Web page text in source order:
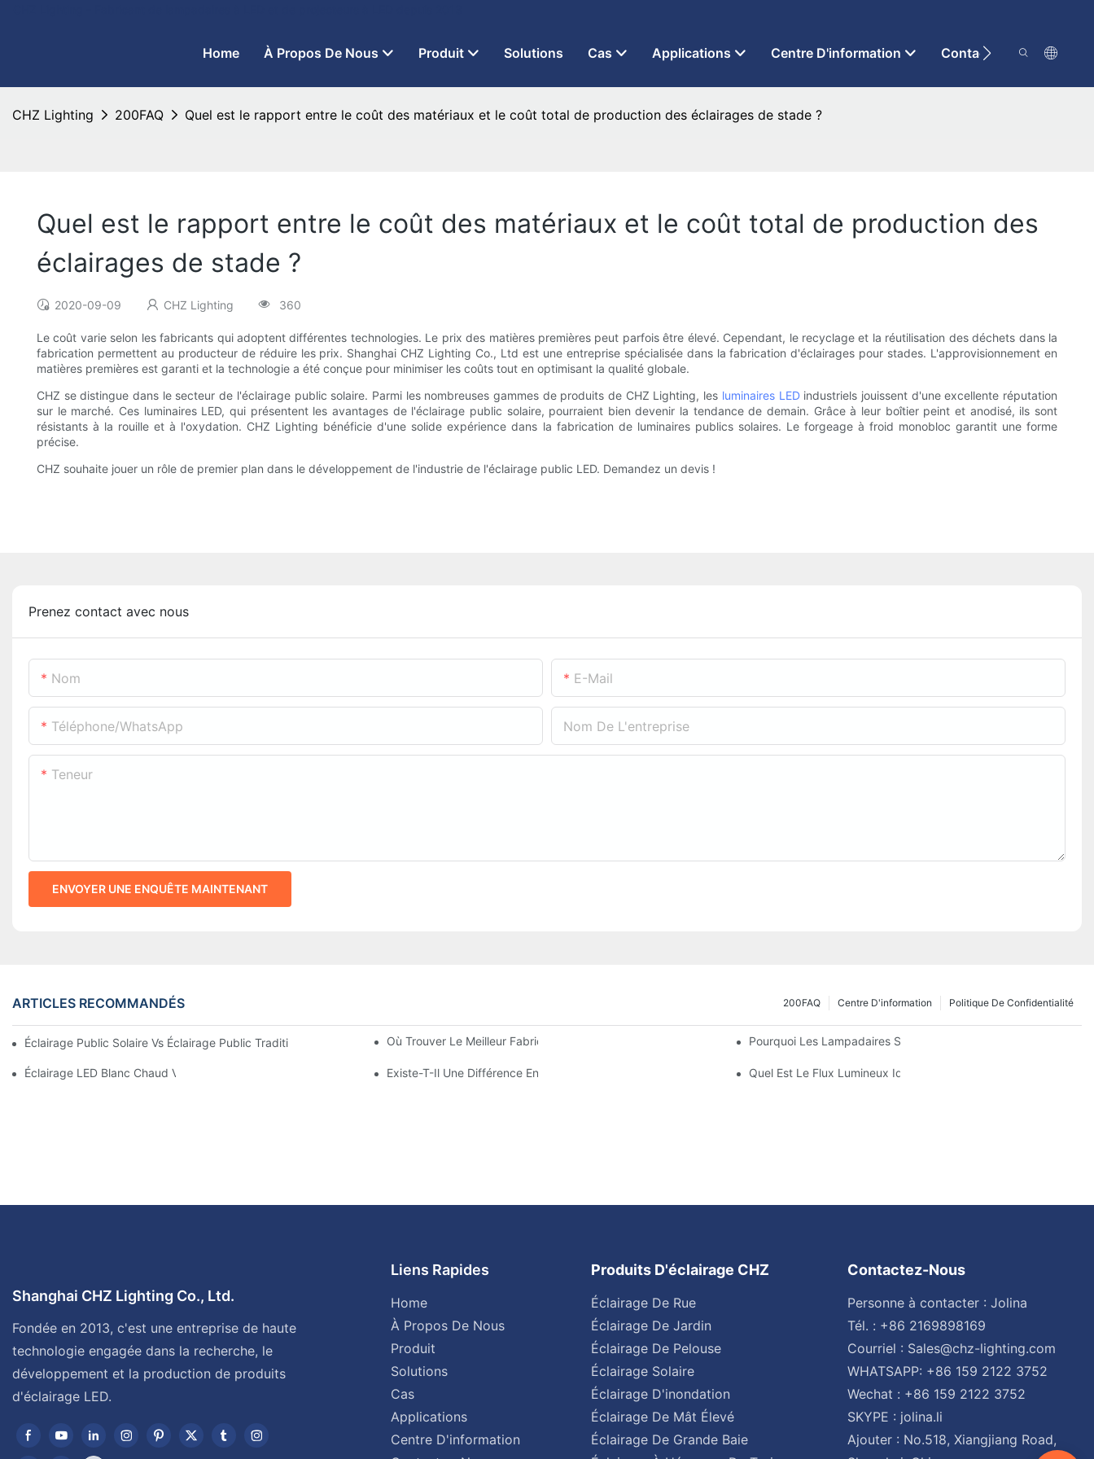
Home À Propos De Nous Produit Solutions Cas Applications Centre D'information Contactez-Nous
CHZ Lighting 200FAQ Quel est le rapport entre le coût des matériaux et le coût total de production des éclairages de stade ?
Quel est le rapport entre le coût des matériaux et le coût total de production des
éclairages de stade ?
2020-09-09 CHZ Lighting 360
Le coût varie selon les fabricants qui adoptent différentes technologies. Le prix des matières premières peut parfois être élevé. Cependant, le recyclage et la réutilisation des déchets dans la
fabrication permettent au producteur de réduire les prix. Shanghai CHZ Lighting Co., Ltd est une entreprise spécialisée dans la fabrication d'éclairages pour stades. L'approvisionnement en
matières premières est garanti et la technologie a été conçue pour minimiser les coûts tout en optimisant la qualité globale.
CHZ se distingue dans le secteur de l'éclairage public solaire. Parmi les nombreuses gammes de produits de CHZ Lighting, les luminaires LEDindustriels jouissent d'une excellente réputation
sur le marché. Ces luminaires LED, qui présentent les avantages de l'éclairage public solaire, pourraient bien devenir la tendance de demain. Grâce à leur boîtier peint et anodisé, ils sont
résistants à la rouille et à l'oxydation. CHZ Lighting bénéficie d'une solide expérience dans la fabrication de luminaires publics solaires. Le forgeage à froid monobloc garantit une forme
précise.
CHZ souhaite jouer un rôle de premier plan dans le développement de l'industrie de l'éclairage public LED. Demandez un devis !
Prenez contact avec nous
Nom E-Mail
Téléphone/WhatsApp Nom De L'entreprise
Teneur
ENVOYER UNE ENQUÊTE MAINTENANT
ARTICLES RECOMMANDÉS Politique De Confidentialité
Centre D'information
200FAQ
Éclairage Public Solaire Vs Éclairage Public Traditionnel : Coût, Retour Sur Investissement Et Efficacité
Où Trouver Le Meilleur Fabricant De Lampadaires Solaires ? Pourquoi Les Lampadaires Solaires Deviennent-Ils Populaires ?
Éclairage LED Blanc Chaud Vs Blanc Doux Existe-T-Il Une Différence Entre L'éclairage D'une Aire De Stationnement Et L'éclairage D'un Parking ?
Quel Est Le Flux Lumineux Idéal Pour Un Parking Commercial
Shanghai CHZ Lighting Co., Ltd.
Fondée en 2013, c'est une entreprise de haute
technologie engagée dans la recherche, le
développement et la production de produits
d'éclairage LED.
Liens Rapides
Home
À Propos De Nous
Produit
Solutions
Cas
Applications
Centre D'information
Produits D'éclairage CHZ
Éclairage De Rue
Éclairage De Jardin
Éclairage De Pelouse
Éclairage Solaire
Éclairage D'inondation
Éclairage De Mât Élevé
Éclairage De Grande Baie
Contactez-Nous
Personne à contacter : Jolina
Tél. : +86 2169898169
Courriel : Sales@chz-lighting.com
WHATSAPP: +86 159 2122 3752
Wechat : +86 159 2122 3752
SKYPE : jolina.li
Ajouter : No.518, Xiangjiang Road,